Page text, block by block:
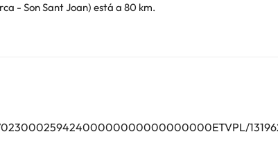
- Son Sant Joan) está a 80 km.
o ponerte en contacto directamente con el
consultar sus tarifas directamente en el